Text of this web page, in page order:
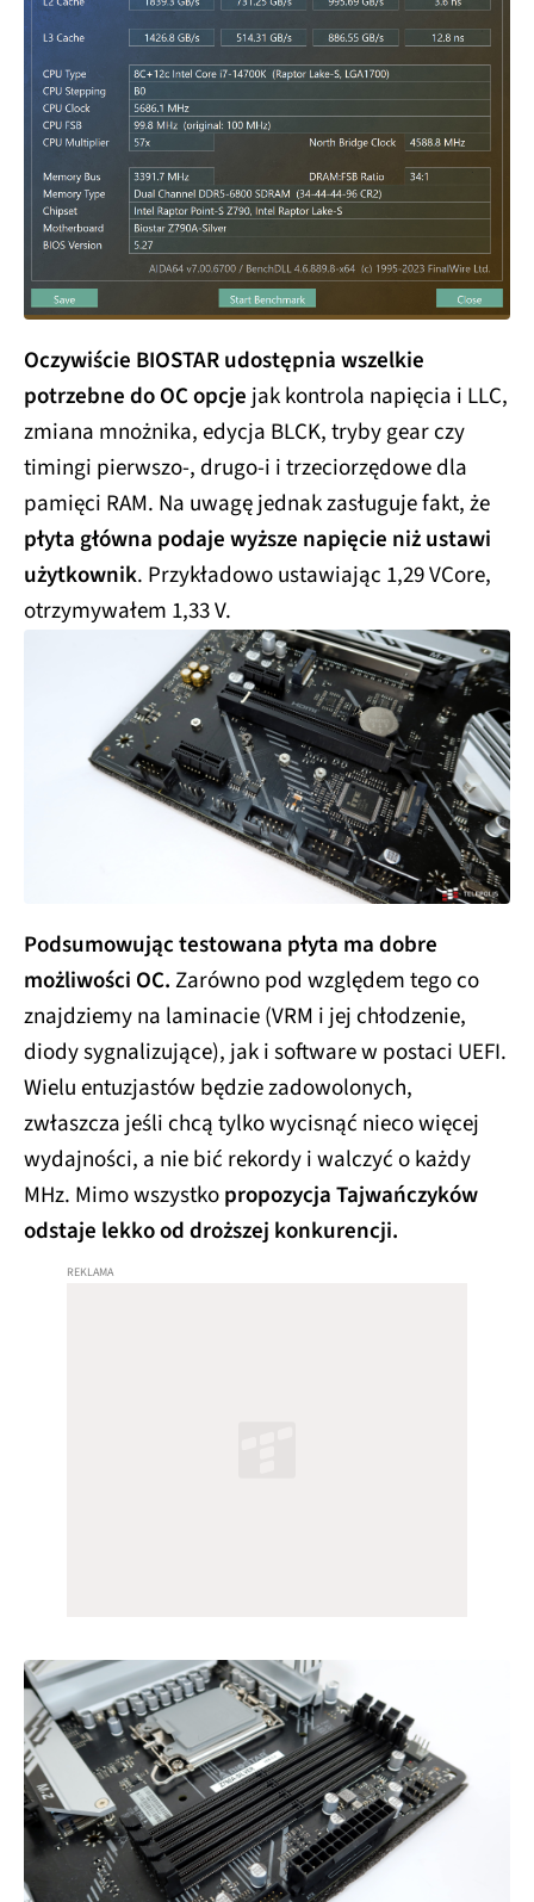
Oczywiście BIOSTAR udostępnia wszelkie
potrzebne do OC opcje jak kontrola napięcia i LLC,
zmiana mnożnika, edycja BLCK, tryby gear czy
timingi pierwszo-, drugo-i i trzeciorzędowe dla
pamięci RAM. Na uwagę jednak zasługuje fakt, że
płyta główna podaje wyższe napięcie niż ustawi
użytkownik. Przykładowo ustawiając 1,29 VCore,
otrzymywałem 1,33 V.
Podsumowując testowana płyta ma dobre
możliwości OC.Zarówno pod względem tego co
znajdziemy na laminacie (VRM i jej chłodzenie,
diody sygnalizujące), jak i software w postaci UEFI.
Wielu entuzjastów będzie zadowolonych,
zwłaszcza jeśli chcą tylko wycisnąć nieco więcej
wydajności, a nie bić rekordy i walczyć o każdy
MHz. Mimo wszystkopropozycja Tajwańczyków
odstaje lekko od droższej konkurencji.